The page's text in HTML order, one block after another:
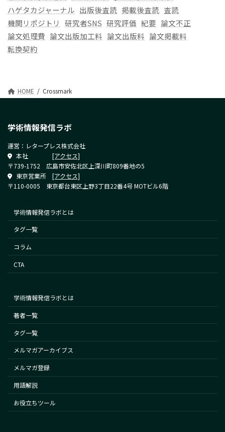
ハゲタカジャーナル 出版後査読 掲載後査読 査読
機関リポジトリ
研究者SNS 研究評価 紀要 論文不正
論文処理費 論文出版加工料 論文出版料 論文掲載料
転換契約
HOME Crossmark
学術情報発信ラボ
運営：レタープレス株式会社
本社 [アクセス]
〒739-1752 広島市安佐北区上深川町809番地の5
東京営業所 [アクセス]
〒110-0005 東京都台東区上野3丁目22番4号 MOTビル6階
学術情報発信ラボとは
タグ一覧
コラム
CTA
学術情報発信ラボとは
著者一覧
タグ一覧
メルマガアーカイブス
メルマガ登録
用語解説
お役立ちツール